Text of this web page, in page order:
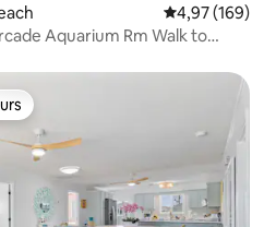
Évaluation
4,97 (169)
Aquarium Rm Walk to
les plus appréciés